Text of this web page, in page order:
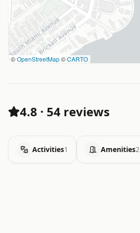
©OpenStreetMap©CARTO
4.8 · 54 reviews
Activities1 Amenities2